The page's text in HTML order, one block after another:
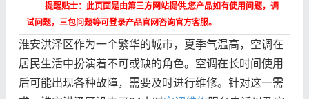
提醒贴士：此页面是由第三方网站提供,您产品如有使用问题，调
试问题，三包问题等可登录产品官网咨询官方客服。
淮安洪泽区作为一个繁华的城市，夏季气温高，空调在
居民生活中扮演着不可或缺的角色。空调在长时间使用
后可能出现各种故障，需要及时进行维修。针对这一需